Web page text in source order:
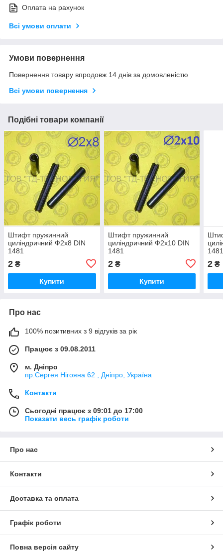
Оплата на рахунок
Всі умови оплати
Умови повернення
Повернення товару впродовж 14 днів за домовленістю
Всі умови повернення
Подібні товари компанії
Штифт пружинний
циліндричний Ф2х8 DIN
1481
2 ₴
Купити
Штифт пружинний
циліндричний Ф2х10 DIN
1481
2₴
Купити
2 ₴
Про нас
100% позитивних з 9 відгуків за рік
Працює з 09.08.2011
м. Дніпро
пр.Сергея Нігояна 62 , Дніпро, Україна
Контакти
Сьогодні працює з 09:01 до 17:00
Показати весь графік роботи
Про нас
Контакти
Доставка та оплата
Графік роботи
Повна версія сайту